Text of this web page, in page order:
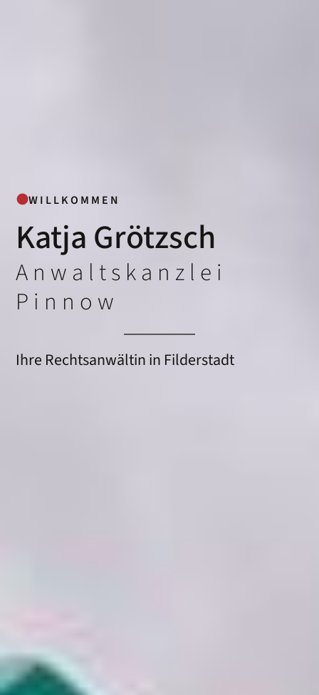
●WILLKOMMEN
Katja Grötzsch
Anwaltskanzlei
Pinnow
Ihre Rechtsanwältin in Filderstadt